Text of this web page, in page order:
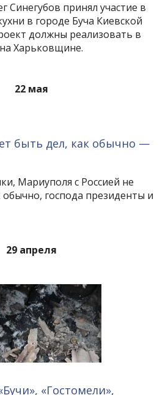
Синегубов принял участие в
в городе Буча Киевской
должны реализовать в
Харьковщине.
22 мая
быть дел, как обычно —
Мариуполя с Россией не
господа президенты и
29 апреля
«Гостомели»,